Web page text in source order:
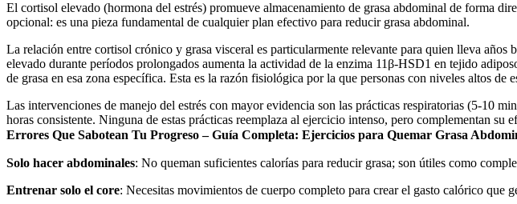
El cortisol elevado (hormona del estrés) promueve almacenamiento de grasa abdominal de forma
opcional: es una pieza fundamental de cualquier plan efectivo para reducir grasa abdominal.
La relación entre cortisol crónico y grasa visceral es particularmente relevante para quien lleva
elevado durante períodos prolongados aumenta la actividad de la enzima 11β-HSD1 en tejido
de grasa en esa zona específica. Esta es la razón fisiológica por la que personas con niveles altos
Las intervenciones de manejo del estrés con mayor evidencia son las prácticas respiratorias (5-10
horas consistente. Ninguna de estas prácticas reemplaza al ejercicio intenso, pero complementan
Errores Que Sabotean Tu Progreso – Guía Completa: Ejercicios para Quemar Grasa
Solo hacer abdominales: No queman suficientes calorías para reducir grasa; son útiles como
Entrenar solo el core: Necesitas movimientos de cuerpo completo para crear el gasto calórico que